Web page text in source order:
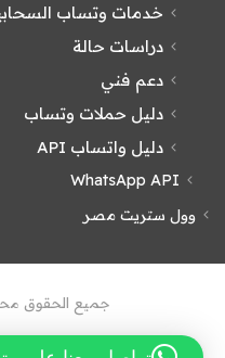
خدمات وتساب
دراسات حالة
دعم فني
دليل حملات وتساب
دليل واتساب API
WhatsApp API
وول ستريت مصر
جميع الحقوق